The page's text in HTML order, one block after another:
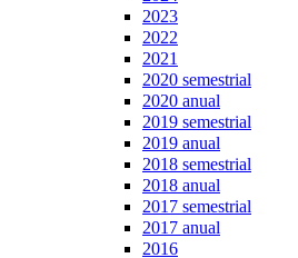
2023
2022
2021
2020 semestrial
2020 anual
2019 semestrial
2019 anual
2018 semestrial
2018 anual
2017 semestrial
2017 anual
2016